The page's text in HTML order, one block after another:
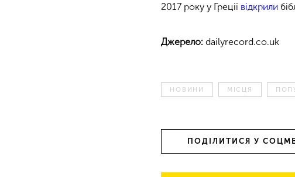
2017 року у Греції відкрили
Джерело: dailyrecord.co.uk
НОВИНИ МІСЦЯ
ПОДІЛИТИСЯ У